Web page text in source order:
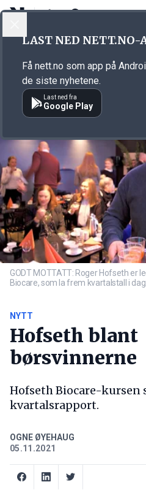
Annonsørinnhold
GODT MOTTATT: Roger Hofseth er
Biocare, som la frem kvartalstall i
NYTT
Hofseth blant
børsvinnerne
Hofseth Biocare-kursen
kvartalsrapport.
OGNE ØYEHAUG
05.11.2021
LAST NED NETT.NO-
Få nett.no som app på
de siste nyhetene.
Last ned fra
Google Play